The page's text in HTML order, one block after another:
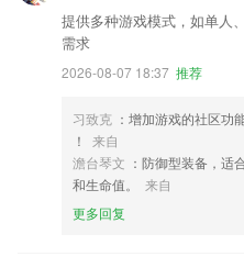
提供多种游戏模式，如单人
需求
2026-08-07 18:37 推荐
习致克 ：增加游戏的社区功
！
来自
澹台琴文 ：防御型装备，适
和生命值。
来自
更多回复